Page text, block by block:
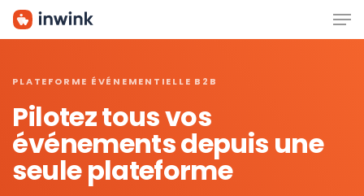
Skip
PLATEFORME ÉVÉNEMENTIELLE B2B
Pilotez tous vos
événements depuis une
seule plateforme